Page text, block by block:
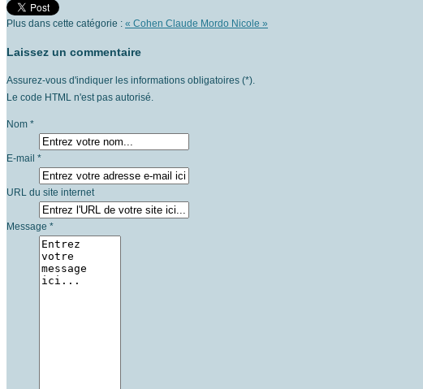
Plus dans cette catégorie : « Cohen Claude Mordo Nicole »
Laissez un commentaire
Assurez-vous d'indiquer les informations obligatoires (*).
Le code HTML n'est pas autorisé.
Nom *
E-mail *
URL du site internet
Message *